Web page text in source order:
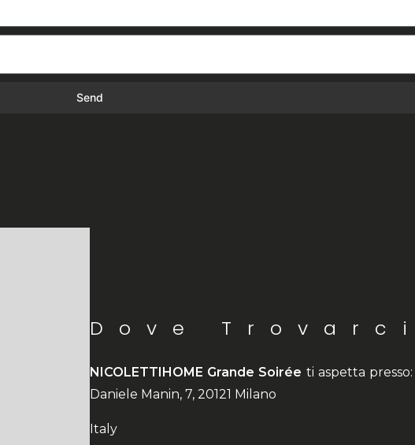
Send
Dove Trovarci
NICOLETTIHOME Grande Soirée ti aspetta presso:
Daniele Manin, 7, 20121 Milano
Italy